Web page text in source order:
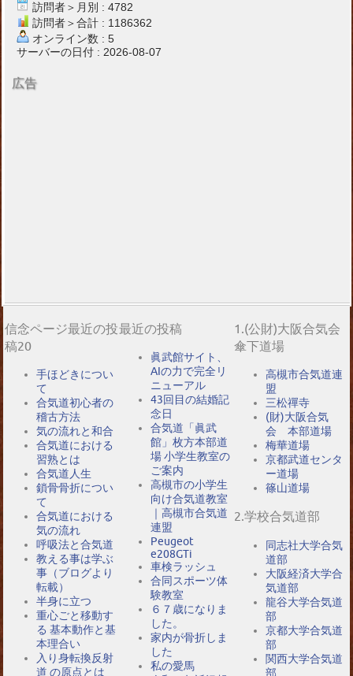
訪問者＞月別 : 4782
訪問者＞合計 : 1186362
オンライン数 : 5
サーバーの日付 : 2026-08-07
広告
信念ページ最近の投
稿20
手ほどきについ
て
合気道初心者の
稽古方法
気の流れと和合
合気道における
習熟とは
合気道人生
鎖骨骨折につい
て
合気道における
気の流れ
呼吸法と合気道
教える事は学ぶ
事（ブログより
転載）
半身に立つ
重心ごと移動す
る 基本動作と基
本理合い
入り身転換反射
道 の原点とは
最近の投稿
眞武館サイト、
AIの力で完全リ
ニューアル
43回目の結婚記
念日
合気道「眞武
館」枚方本部道
場 小学生教室の
ご案内
高槻市の小学生
向け合気道教室
｜高槻市合気道
連盟
Peugeot
e208GTi
車検ラッシュ
合同スポーツ体
験教室
６７歳になりま
した。
家内が骨折しま
した
私の愛馬
1.(公財)大阪合気会
傘下道場
高槻市合気道連
盟
三松禪寺
(財)大阪合気
会 本部道場
梅華道場
京都武道センタ
ー道場
篠山道場
2.学校合気道部
同志社大学合気
道部
大阪経済大学合
気道部
龍谷大学合気道
部
京都大学合気道
部
関西大学合気道
部